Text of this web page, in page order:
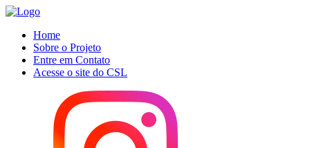
Home
Sobre o Projeto
Entre em Contato
Acesse o site do CSL